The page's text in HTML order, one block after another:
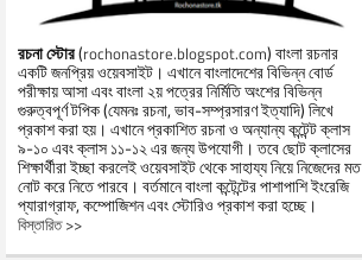
রচনা স্টোর(rochonastore.blogspot.com) বাংলা রচনার
একটি জনপ্রিয় ওয়েবসাইট। এখানে বাংলাদেশের বিভিন্ন বোর্ড
পরীক্ষায় আসা এবং বাংলা ২য় পত্রের নির্মিতি অংশের বিভিন্ন
গুরুত্বপূর্ণ টপিক (যেমনঃ রচনা, ভাব-সম্প্রসারণ ইত্যাদি) লিখে
প্রকাশ করা হয়। এখানে প্রকাশিত রচনা ও অন্যান্য কন্টেন্ট ক্লাস
৯-১০ এবং ক্লাস ১১-১২ এর জন্য উপযোগী। তবে ছোট ক্লাসের
শিক্ষার্থীরা ইচ্ছা করলেই ওয়েবসাইট থেকে সাহায্য নিয়ে নিজেদের মত
নোট করে নিতে পারবে। বর্তমানে বাংলা কন্টেন্টের পাশাপাশি ইংরেজি
প্যারাগ্রাফ, কম্পোজিশন এবং স্টোরিও প্রকাশ করা হচ্ছে।
বিস্তারিত >>